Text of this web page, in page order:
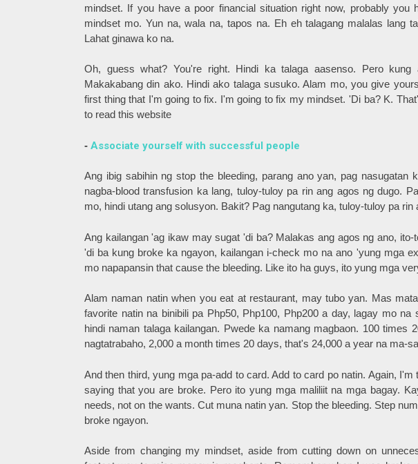
mindset. If you have a poor financial situation right now, probably
mindset mo. Yun na, wala na, tapos na. Eh eh talagang malalas lang
Lahat ginawa ko na.
Oh, guess what? You're right. Hindi ka talaga aasenso. Pero
Makakabang din ako. Hindi ako talaga susuko. Alam mo, you give
first thing that I'm going to fix. I'm going to fix my mindset. 'Di ba? K.
to read this website
- Associate yourself with successful people
Ang ibig sabihin ng stop the bleeding, parang ano yan, pag nasugatan
nagba-blood transfusion ka lang, tuloy-tuloy pa rin ang agos ng dugo.
mo, hindi utang ang solusyon. Bakit? Pag nangutang ka, tuloy-tuloy pa rin
Ang kailangan 'ag ikaw may sugat 'di ba? Malakas ang agos ng ano,
'di ba kung broke ka ngayon, kailangan i-check mo na ano 'yung mga
mo napapansin that cause the bleeding. Like ito ha guys, ito yung mga
Alam naman natin when you eat at restaurant, may tubo yan. Mas
favorite natin na binibili pa Php50, Php100, Php200 a day, lagay mo
hindi naman talaga kailangan. Pwede ka namang magbaon. 100 times
nagtatrabaho, 2,000 a month times 20 days, that's 24,000 a year na ma-
And then third, yung mga pa-add to card. Add to card po natin. Again,
saying that you are broke. Pero ito yung mga maliliit na mga bagay.
needs, not on the wants. Cut muna natin yan. Stop the bleeding. Step
broke ngayon.
Aside from changing my mindset, aside from cutting down on